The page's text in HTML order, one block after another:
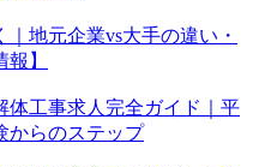
地元企業vs大手の違い・
】
体工事求人完全ガイド｜平
からのステップ